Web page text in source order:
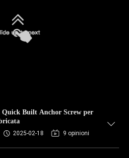
Built Anchor Screw per
2025-02-18 9 opinioni